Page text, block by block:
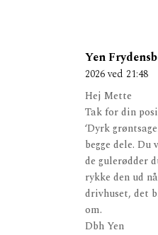
Yen
2026 ved 21:48
Hej Mette
Tak for din
‘Dyrk
begge dele.
de gulerødder
rykke den ud
drivhuset, det
om.
Dbh Yen